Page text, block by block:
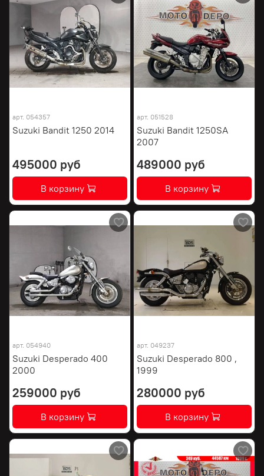
арт. 054357
Suzuki Bandit 1250 2014
495000 руб
В корзину
арт. 051528
Suzuki Bandit 1250SA
2007
489000 руб
В корзину
арт. 054940
Suzuki Desperado 400
2000
259000 руб
В корзину
арт. 049237
Suzuki Desperado 800 ,
1999
280000 руб
В корзину